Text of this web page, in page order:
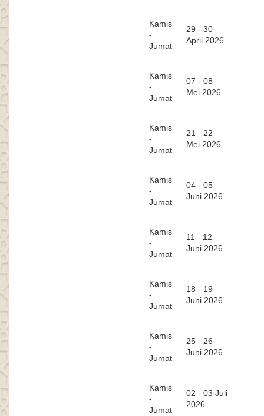
Kamis
-
Jumat
29 - 30
April 2026
Kamis
-
Jumat
07 - 08
Mei 2026
Kamis
-
Jumat
21 - 22
Mei 2026
Kamis
-
Jumat
04 - 05
Juni 2026
Kamis
-
Jumat
11 - 12
Juni 2026
Kamis
-
Jumat
18 - 19
Juni 2026
Kamis
-
Jumat
25 - 26
Juni 2026
Kamis
-
Jumat
02 - 03 Juli
2026